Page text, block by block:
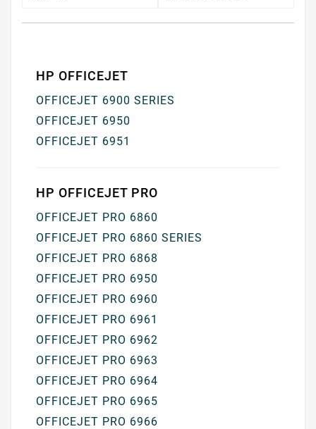
HP OFFICEJET
OFFICEJET 6900 SERIES
OFFICEJET 6950
OFFICEJET 6951
HP OFFICEJET PRO
OFFICEJET PRO 6860
OFFICEJET PRO 6860 SERIES
OFFICEJET PRO 6868
OFFICEJET PRO 6950
OFFICEJET PRO 6960
OFFICEJET PRO 6961
OFFICEJET PRO 6962
OFFICEJET PRO 6963
OFFICEJET PRO 6964
OFFICEJET PRO 6965
OFFICEJET PRO 6966